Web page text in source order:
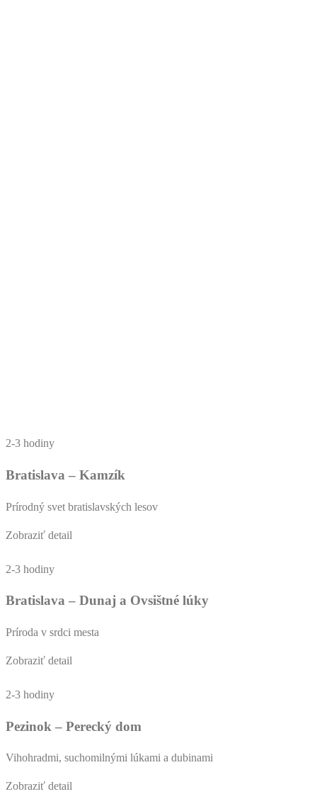
2-3 hodiny
Bratislava – Kamzík
Prírodný svet bratislavských lesov
Zobraziť detail
2-3 hodiny
Bratislava – Dunaj a Ovsištné lúky
Príroda v srdci mesta
Zobraziť detail
2-3 hodiny
Pezinok – Perecký dom
Vihohradmi, suchomilnými lúkami a dubinami
Zobraziť detail